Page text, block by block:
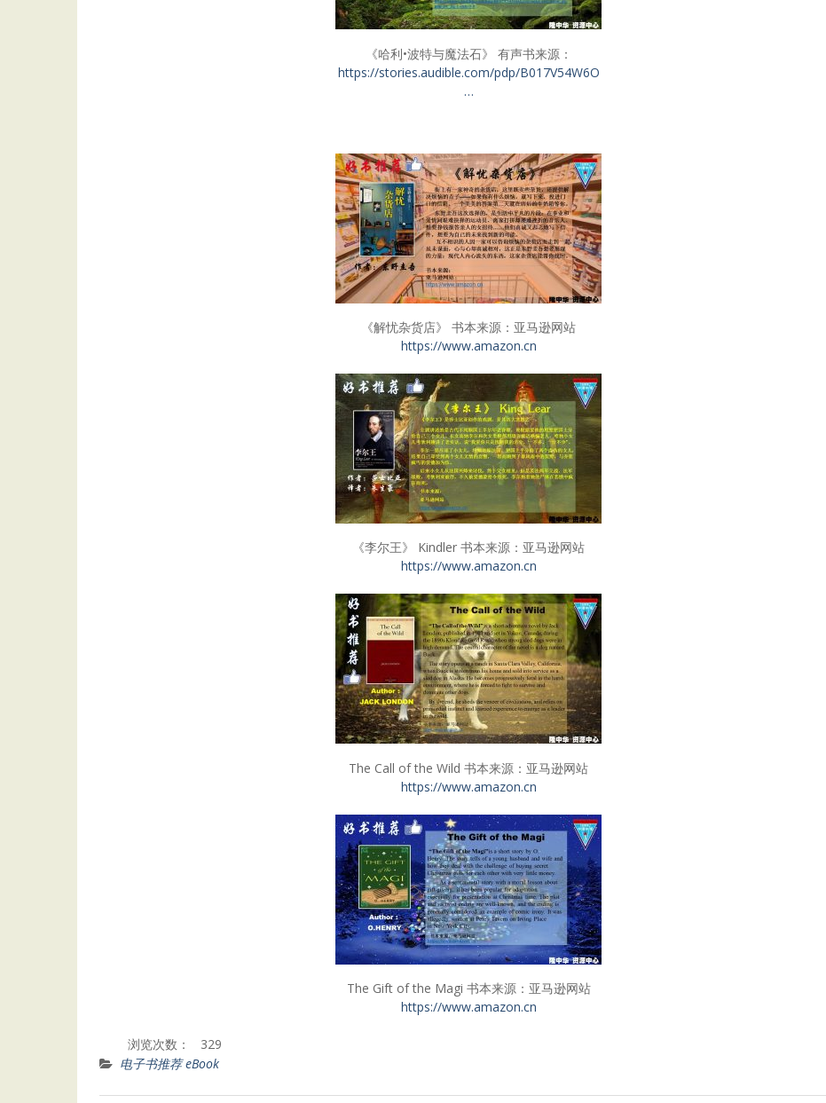
《哈利•波特与魔法石》 有声书来源：
https://stories.audible.com/pdp/B017V54W6O
…
《解忧杂货店》 书本来源：亚马逊网站
https://www.amazon.cn
《李尔王》 Kindler 书本来源：亚马逊网站
https://www.amazon.cn
The Call of the Wild 书本来源：亚马逊网站
https://www.amazon.cn
The Gift of the Magi 书本来源：亚马逊网站
https://www.amazon.cn
浏览次数：
329
电子书推荐 eBook